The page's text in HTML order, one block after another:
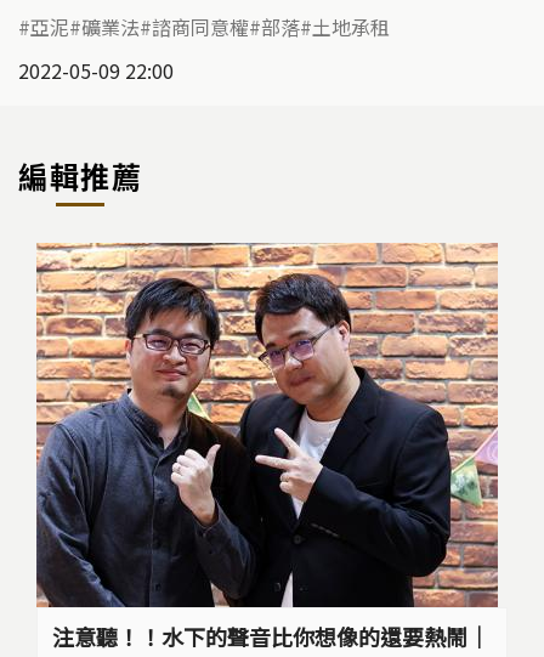
亞泥 礦業法 諮商同意權 部落 土地承租
2022-05-09 22:00
編輯推薦
注意聽！！水下的聲音比你想像的還要熱鬧｜